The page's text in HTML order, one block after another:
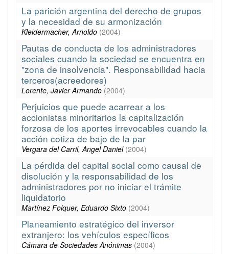
La parición argentina del derecho de grupos
y la necesidad de su armonización
Kleidermacher, Arnoldo (2004)
Pautas de conducta de los administradores
sociales cuando la sociedad se encuentra en
"zona de insolvencia". Responsabilidad hacia
terceros(acreedores)
Lorente, Javier Armando (2004)
Perjuicios que puede acarrear a los
accionistas minoritarios la capitalización
forzosa de los aportes irrevocables cuando la
acción cotiza de bajo de la par
Vergara del Carril, Angel Daniel (2004)
La pérdida del capital social como causal de
disolución y la responsabilidad de los
administradores por no iniciar el trámite
liquidatorio
Martínez Folquer, Eduardo Sixto (2004)
Planeamiento estratégico del inversor
extranjero: los vehículos específicos
Cámara de Sociedades Anónimas (2004)